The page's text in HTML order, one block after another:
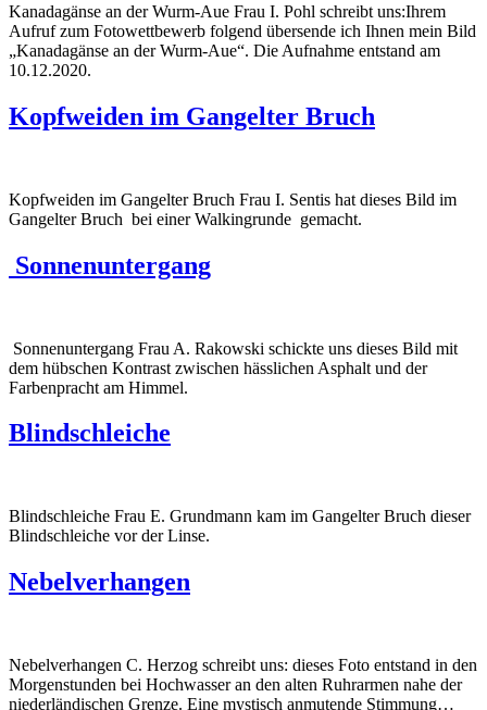
Kanadagänse an der Wurm-Aue Frau I. Pohl schreibt uns:Ihrem
Aufruf zum Fotowettbewerb folgend übersende ich Ihnen mein Bild
„Kanadagänse an der Wurm-Aue“. Die Aufnahme entstand am
10.12.2020.
Kopfweiden im Gangelter Bruch
Kopfweiden im Gangelter Bruch Frau I. Sentis hat dieses Bild im
Gangelter Bruch bei einer Walkingrunde gemacht.
Sonnenuntergang
Sonnenuntergang Frau A. Rakowski schickte uns dieses Bild mit
dem hübschen Kontrast zwischen hässlichen Asphalt und der
Farbenpracht am Himmel.
Blindschleiche
Blindschleiche Frau E. Grundmann kam im Gangelter Bruch dieser
Blindschleiche vor der Linse.
Nebelverhangen
Nebelverhangen C. Herzog schreibt uns: dieses Foto entstand in den
Morgenstunden bei Hochwasser an den alten Ruhrarmen nahe der
niederländischen Grenze. Eine mystisch anmutende Stimmung…